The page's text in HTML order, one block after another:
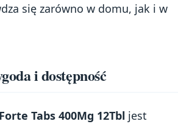
się zarówno w domu, jak i w
i dostępność
Tabs 400Mg 12Tbl jest